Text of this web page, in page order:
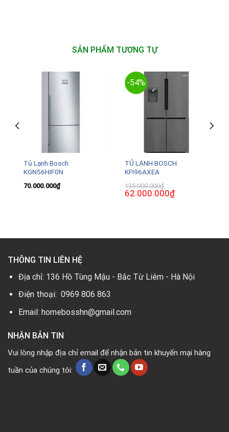
SẢN PHẨM TƯƠNG TỰ
Tủ Lạnh Bosch
KGN56HIF0N
70.000.000₫
-54%
TỦ LẠNH BOSCH
KFI96AXEA
135.000.000₫
Giá
gốc
62.000.000₫Giá
hiện
THÔNG TIN LIÊN HỆ
Địa chỉ: 136 Hồ Tùng Mậu - Bắc Từ Liêm - Hà Nội
Điện thoại: 0969 806 863
Email: homebosshn@gmail.com
NHẬN BẢN TIN
Vui lòng nhập địa chỉ email để nhận bản tin khuyến mại hàng
tuần của chúng tôi: